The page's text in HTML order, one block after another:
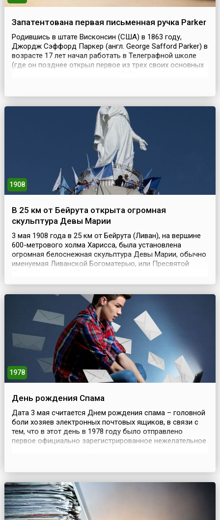
Запатентована первая письменная ручка Parker
Родившись в штате Висконсин (США) в 1863 году,
Джордж Сэффорд Паркер (англ. George Safford Parker) в
возрасте 17 лет начал работать в Телеграфной школе
(где он позднее открыл первое из трех своих основных
1908
В 25 км от Бейрута открыта огромная
скульптура Девы Марии
3 мая 1908 года в 25 км от Бейрута (Ливан), на вершине
600-метрового холма Харисса, была установлена
огромная белоснежная скульптура Девы Марии, обычно
именуемая Ливанской Богоматерью, или Пресвятой
из бронзы во Франции и весит более 10 тонн.
спиралевидной формы, который выглядит как
уменьшенн...
1978
День рождения Спама
Дата 3 мая считается Днем рождения спама – головной
боли хозяев электронных почтовых ящиков, в связи с
тем, что в этот день в 1978 году было отправлено
первое официально зарегистрированное нежелательное